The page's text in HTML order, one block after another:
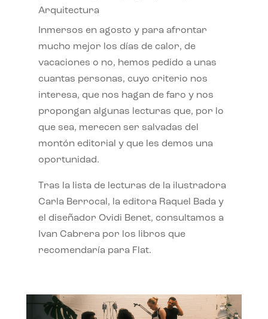
Arquitectura
Inmersos en agosto y para afrontar
mucho mejor los días de calor, de
vacaciones o no, hemos pedido a unas
cuantas personas, cuyo criterio nos
interesa, que nos hagan de faro y nos
propongan algunas lecturas que, por lo
que sea, merecen ser salvadas del
montón editorial y que les demos una
oportunidad.
Tras la lista de lecturas de la ilustradora
Carla Berrocal, la editora Raquel Bada y
el diseñador Ovidi Benet, consultamos a
Ivan Cabrera por los libros que
recomendaría para Flat.